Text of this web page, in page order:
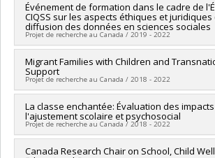
Funding sources:Université de Montréal
Grant programs:PVXXXXXX-FEI sans
Lead researcher :Katherine Frohlich,Sarah
Co-researchers :Isabelle Archambault,
Véronique Dupéré
Funding sources:CRSH/Conseil de
humaines du Canada
Grant programs:
PVXXXXXX-Subvention
partenarial - COVID19 Initiative spéciale
Événement de formation dans le cadre de
CIQSS sur les aspects éthiques et juridiques
diffusion des données en sciences sociales
Projet de recherche au Canada / 2019 - 2022
Lead researcher :Véronique Dupéré
Co-researchers :
Isabelle Archambault
Funding sources:
Grant programs:PV152160-Subvention
Migrant Families with Children and
Support
Projet de recherche au Canada / 2018 - 2022
Lead researcher :Lisa Merry
Co-researchers :Isabelle Archambault
Ruiz Casares Yebenes
La classe enchantée: Évaluation des
l'ajustement scolaire et psychosocial
Projet de recherche au Canada / 2018 - 2022
Lead researcher : Véronique Dupéré
Canada Research Chair on School, Child